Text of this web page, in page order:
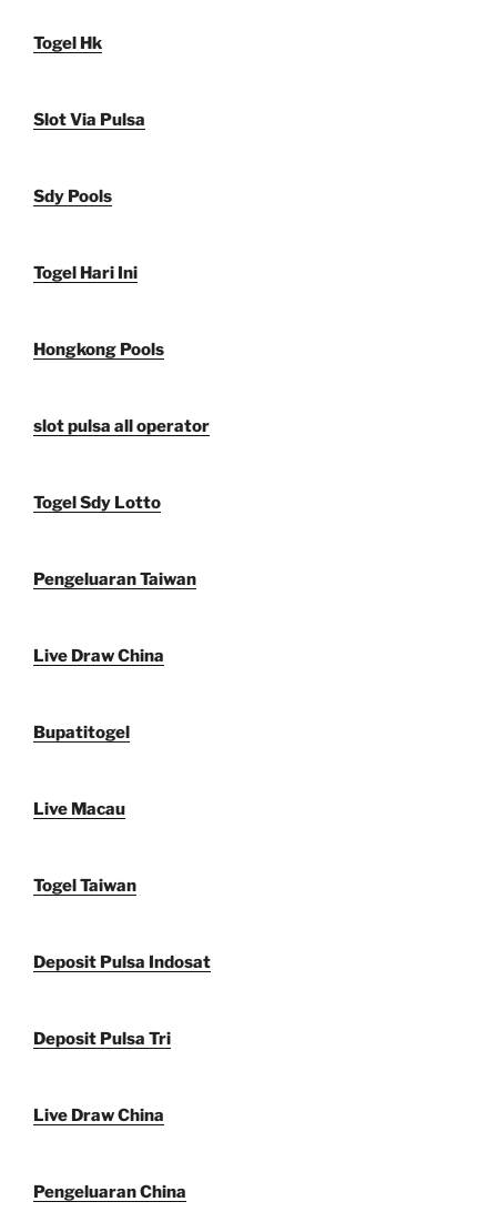
Togel Hk
Slot Via Pulsa
Sdy Pools
Togel Hari Ini
Hongkong Pools
slot pulsa all operator
Togel Sdy Lotto
Pengeluaran Taiwan
Live Draw China
Bupatitogel
Live Macau
Togel Taiwan
Deposit Pulsa Indosat
Deposit Pulsa Tri
Live Draw China
Pengeluaran China